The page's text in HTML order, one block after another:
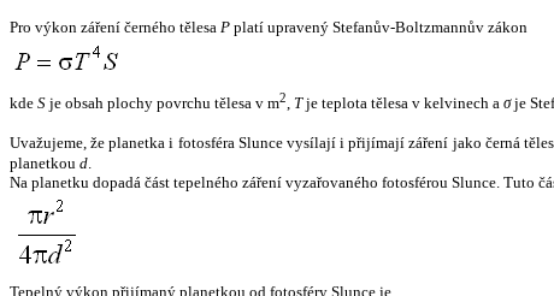
Pro výkon záření černého tělesa P platí upravený Stefanův-Boltzmannův zákon
kde S je obsah plochy povrchu tělesa v m2, Tje teplota tělesa v kelvinech a σje
Uvažujeme, že planetka i fotosféra Slunce vysílají i přijímají záření jako černá
planetkou d.
Na planetku dopadá část tepelného záření vyzařovaného fotosférou Slunce.
Tepelný výkon přijímaný planetkou od fotosféry Slunce je